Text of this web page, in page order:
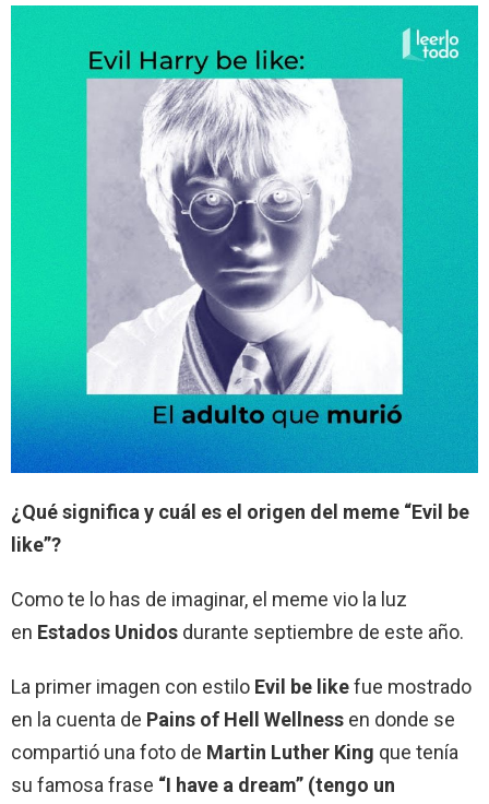
¿Qué significa y cuál es el origen del meme “Evil be
like”?
Como te lo has de imaginar, el meme vio la luz
en Estados Unidos durante septiembre de este año.
La primer imagen con estilo Evil be likefue mostrado
en la cuenta de Pains of Hell Wellness en donde se
compartió una foto de Martin Luther King que tenía
su famosa frase “I have a dream” (tengo un